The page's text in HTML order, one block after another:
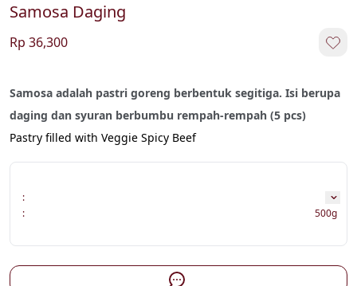
Samosa Daging
Rp 36,300
Samosa adalah pastri goreng berbentuk segitiga. Isi berupa
daging dan syuran berbumbu rempah-rempah (5 pcs)
Pastry filled with Veggie Spicy Beef
:
:
500g